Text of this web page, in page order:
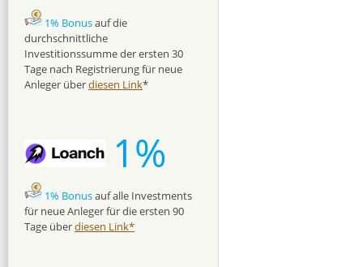
1% Bonusauf die
durchschnittliche
Investitionssumme der ersten 30
Tage nach Registrierung für neue
Anleger überdiesen Link*
1%
1% Bonusauf alle Investments
für neue Anleger für die ersten 90
Tage überdiesen Link*